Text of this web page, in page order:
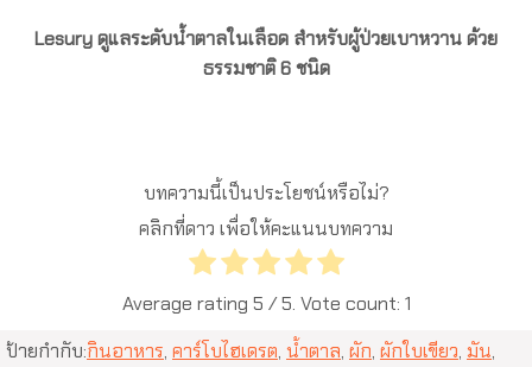
Lesury ดูแลระดับน้ำตาลในเลือด สำหรับผู้ป่วยเบาหวาน ด้วย
ธรรมชาติ 6 ชนิด
บทความนี้เป็นประโยชน์หรือไม่?
คลิกที่ดาว เพื่อให้คะแนนบทความ
Average rating 5 / 5. Vote count: 1
ป้ายกำกับ:กินอาหาร, คาร์โบไฮเดรต, น้ำตาล, ผัก, ผักใบเขียว, มัน,